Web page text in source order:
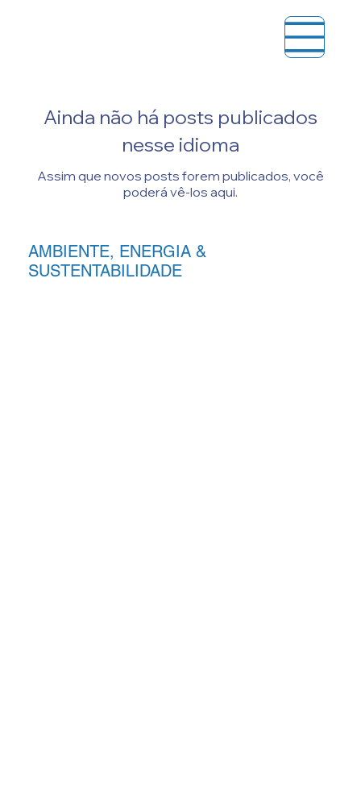
AMBIENTE, ENERGIA &
SUSTENTABILIDADE
Ainda não há posts publicados
nesse idioma
Assim que novos posts forem publicados, você
poderá vê-los aqui.